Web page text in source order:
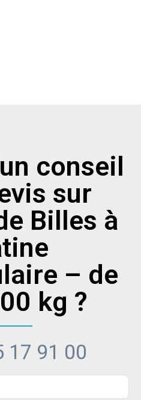
conseil
sur
Billes à
– de
kg ?
17 91 00